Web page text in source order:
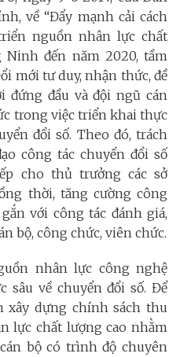
về “Đẩy mạnh cải cách
nguồn nhân lực chất
Ninh đến năm 2020, tầm
mới tư duy, nhận thức, đề
đứng đầu và đội ngũ cán
trong việc triển khai thực
đổi số. Theo đó, trách
công tác chuyển đổi số
cho thủ trưởng các sở
thời, tăng cường công
với công tác đánh giá,
bộ, công chức, viên chức.
nhân lực công nghệ
về chuyển đổi số. Để
xây dựng chính sách thu
lực chất lượng cao nhằm
bộ có trình độ chuyên